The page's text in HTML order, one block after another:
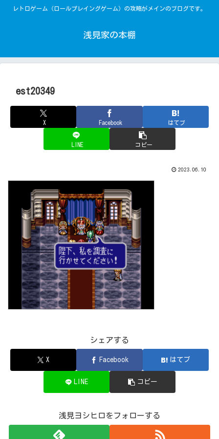
レトロゲーム（ロールプレイングゲーム）の攻略がメインのブログです。
浅見家の本棚
est20349
X Facebook はてブ
LINE コピー
2023.06.10
シェアする
X Facebook はてブ
LINE コピー
浅見ヨシヒロをフォローする